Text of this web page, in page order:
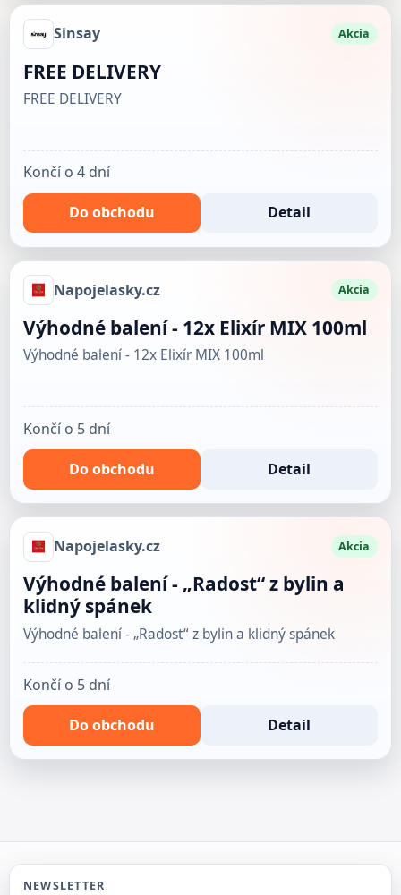
Sinsay Akcia
FREE DELIVERY
FREE DELIVERY
Končí o 4 dní
Do obchodu Detail
Napojelasky.cz Akcia
Výhodné balení - 12x Elixír MIX 100ml
Výhodné balení - 12x Elixír MIX 100ml
Končí o 5 dní
Do obchodu Detail
Napojelasky.cz Akcia
Výhodné balení - „Radost“ z bylin a
klidný spánek
Výhodné balení - „Radost“ z bylin a klidný spánek
Končí o 5 dní
Do obchodu Detail
NEWSLETTER